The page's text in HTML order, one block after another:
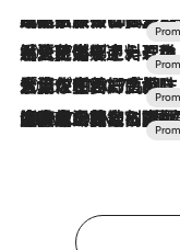
2026.7.31
【ホテル帰省】という選択肢をOMOが提案。家族とほどよい距離を保つには「昼は実家、夜は気兼ねなくホテルで！」
2026.7.24
【夏限定ディナーコース】旬を迎える稚鮎や花ズッキーニなどをイタリア・トスカーナの郷土料理の手法で満喫！
2026.7.17
「土佐和ハーブかき氷」がOMO7高知に登場！生姜、山椒、大葉など目にも舌にも涼を呼ぶ郷土の味
2026.7.10
NEW OPEN！【界 草津】名湯の地に誕生。趣の異なる2種の温泉と上州ならではの会席・蕎麦割烹など美食を味わう究極の癒やし旅